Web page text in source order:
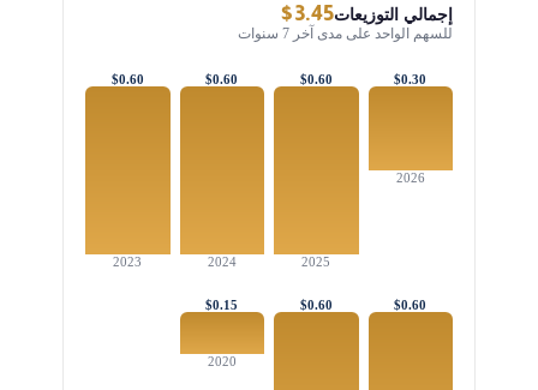
إجمالي التوزيعات$3.45
للسهم الواحد على مدى آخر 7 سنوات
$0.30
2026
$0.60
2025
$0.60
2024
$0.60
2023
$0.60
$0.60
$0.15
2020